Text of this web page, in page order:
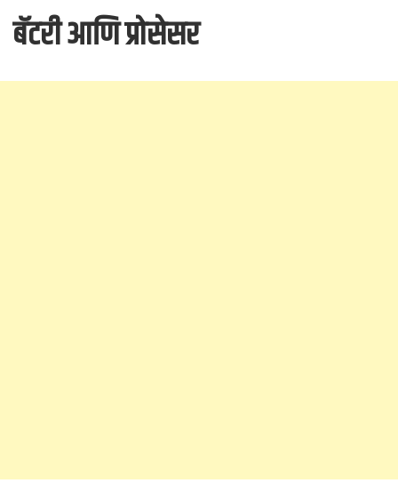
बॅटरी आणि प्रोसेसर